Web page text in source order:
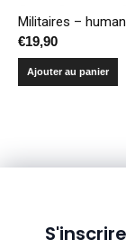
€19,90
Ajouter au panier